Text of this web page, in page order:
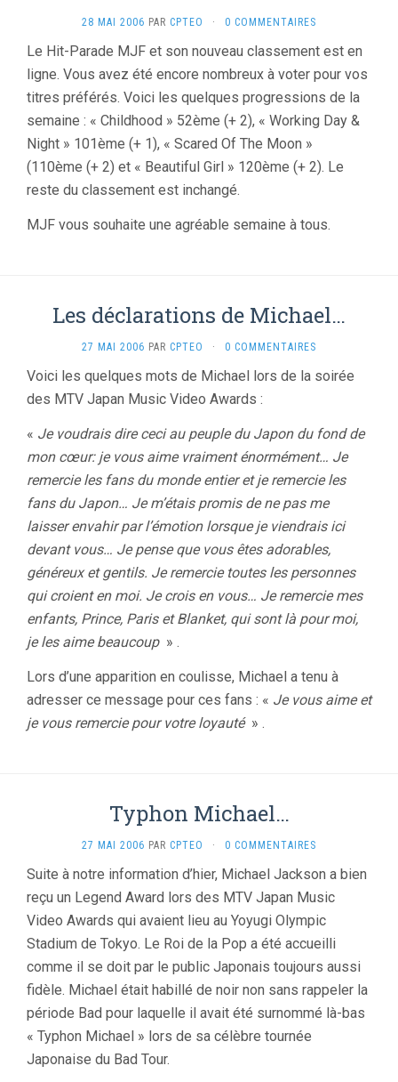
28 MAI 2006 PAR CPTEO · 0 COMMENTAIRES
Le Hit-Parade MJF et son nouveau classement est en
ligne. Vous avez été encore nombreux à voter pour vos
titres préférés. Voici les quelques progressions de la
semaine : « Childhood » 52ème (+ 2), « Working Day &
Night » 101ème (+ 1), « Scared Of The Moon »
(110ème (+ 2) et « Beautiful Girl » 120ème (+ 2). Le
reste du classement est inchangé.
MJF vous souhaite une agréable semaine à tous.
Les déclarations de Michael…
27 MAI 2006 PAR CPTEO · 0 COMMENTAIRES
Voici les quelques mots de Michael lors de la soirée
des MTV Japan Music Video Awards :
« Je voudrais dire ceci au peuple du Japon du fond de
mon cœur: je vous aime vraiment énormément… Je
remercie les fans du monde entier et je remercie les
fans du Japon… Je m’étais promis de ne pas me
laisser envahir par l’émotion lorsque je viendrais ici
devant vous… Je pense que vous êtes adorables,
généreux et gentils. Je remercie toutes les personnes
qui croient en moi. Je crois en vous… Je remercie mes
enfants, Prince, Paris et Blanket, qui sont là pour moi,
je les aime beaucoup» .
Lors d’une apparition en coulisse, Michael a tenu à
adresser ce message pour ces fans : « Je vous aime et
je vous remercie pour votre loyauté» .
Typhon Michael…
27 MAI 2006 PAR CPTEO · 0 COMMENTAIRES
Suite à notre information d’hier, Michael Jackson a bien
reçu un Legend Award lors des MTV Japan Music
Video Awards qui avaient lieu au Yoyugi Olympic
Stadium de Tokyo. Le Roi de la Pop a été accueilli
comme il se doit par le public Japonais toujours aussi
fidèle. Michael était habillé de noir non sans rappeler la
période Bad pour laquelle il avait été surnommé là-bas
« Typhon Michael » lors de sa célèbre tournée
Japonaise du Bad Tour.